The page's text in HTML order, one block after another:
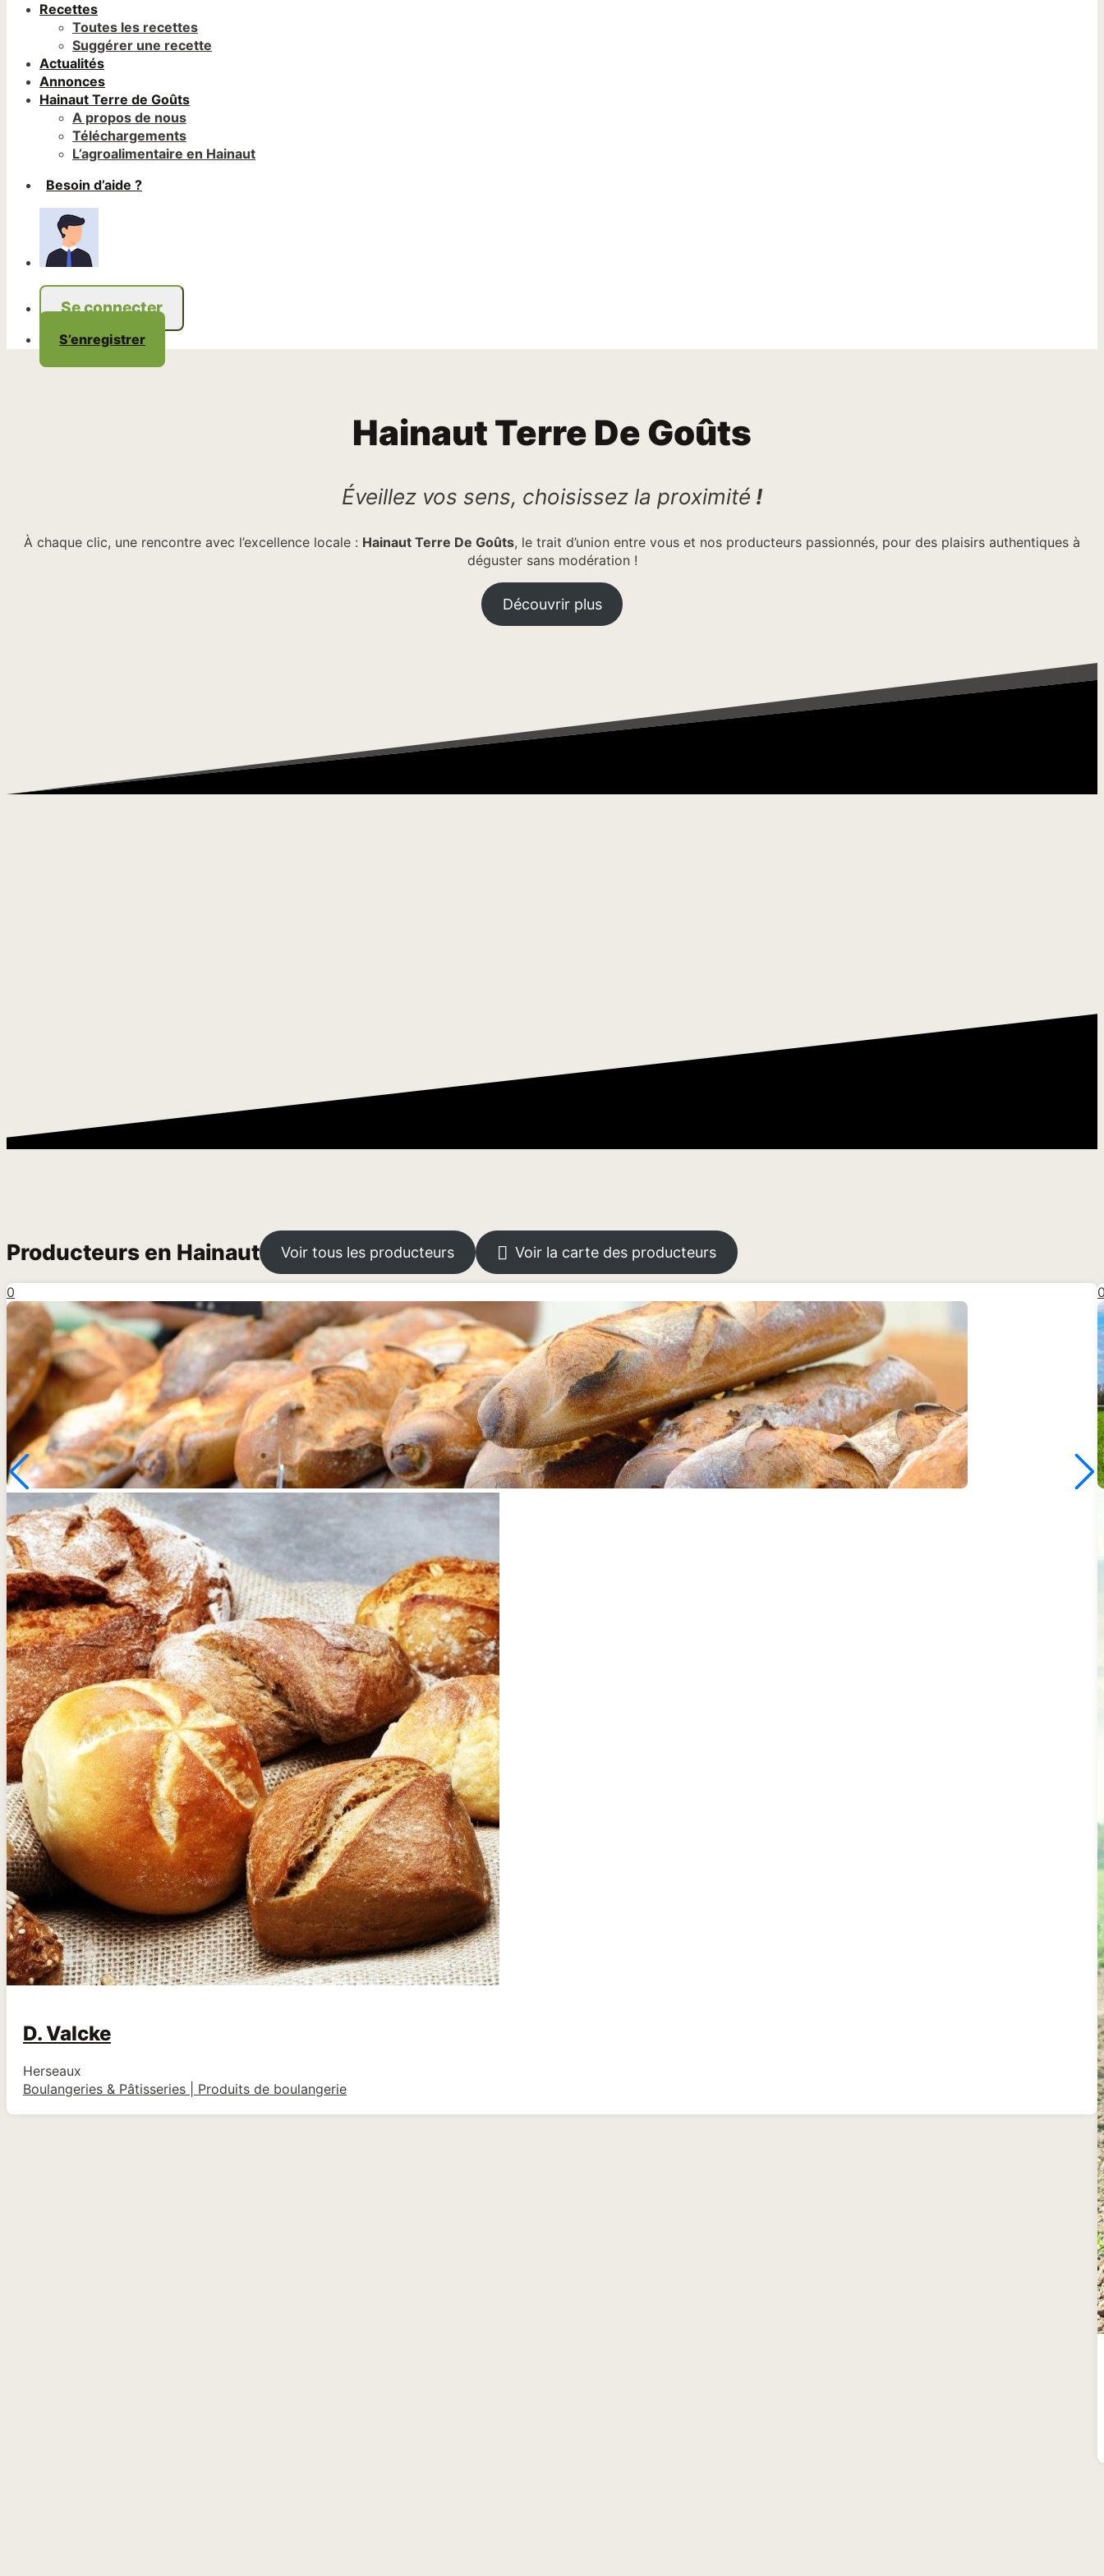
Recettes
Toutes les recettes
Suggérer une recette
Actualités
Annonces
Hainaut Terre de Goûts
A propos de nous
Téléchargements
L’agroalimentaire en Hainaut
Besoin d’aide ?
Se connecter
S’enregistrer
Hainaut Terre De Goûts
Éveillez vos sens, choisissez la proximité !
À chaque clic, une rencontre avec l’excellence locale : Hainaut Terre De Goûts, le trait d’union entre vous et nos producteurs passionnés, pour des plaisirs authentiques à
déguster sans modération !
Découvrir plus
Producteurs en Hainaut Voir tous les producteurs Voir la carte des producteurs
0
D. Valcke
Herseaux
Boulangeries & Pâtisseries | Produits de boulangerie